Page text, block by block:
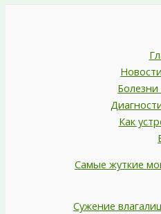
Как
Самые жуткие
Сужение